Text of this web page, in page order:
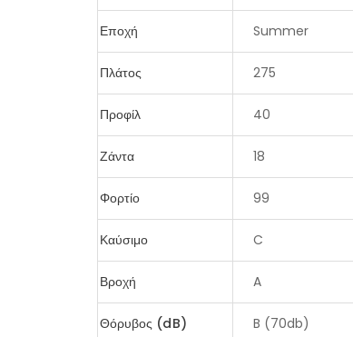
Εποχή Summer
Πλάτος 275
Προφίλ 40
Ζάντα 18
Φορτίο 99
Καύσιμο C
Βροχή A
Θόρυβος (dB) B (70db)